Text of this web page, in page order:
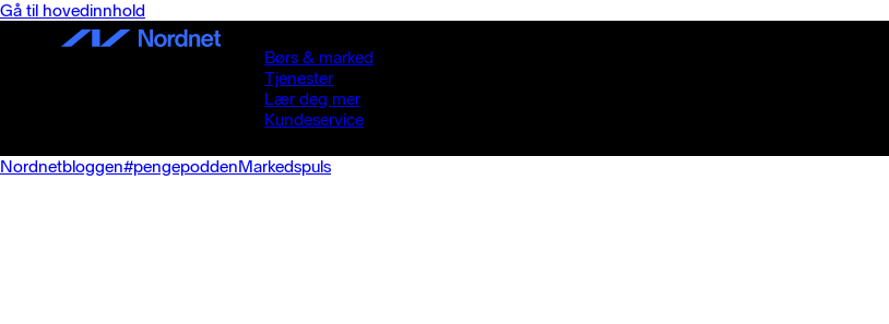
Gå til hovedinnhold
Børs & marked
Tjenester
Lær deg mer
Kundeservice
Nordnetbloggen#pengepoddenMarkedspuls